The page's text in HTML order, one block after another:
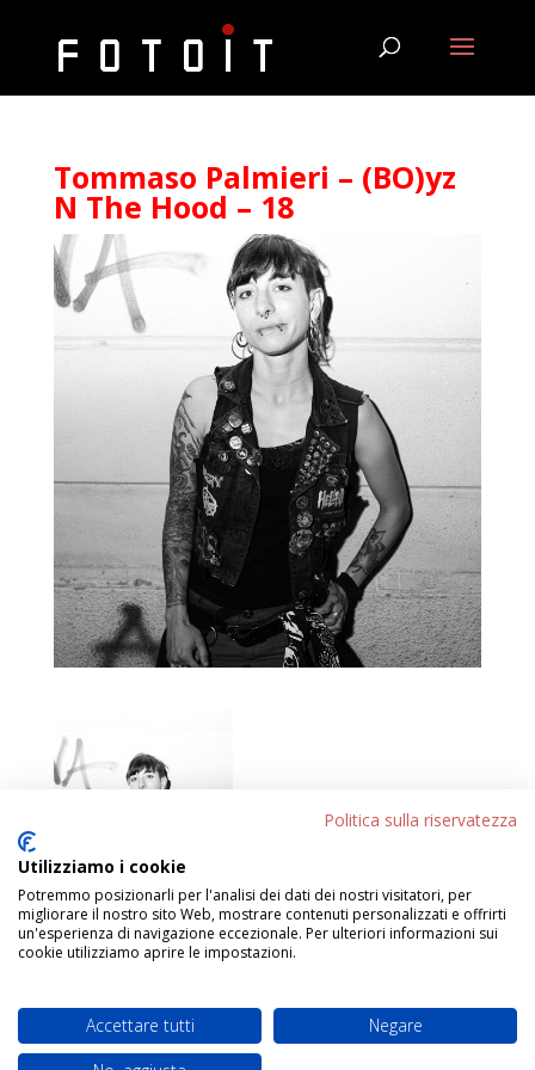
Tommaso Palmieri – (BO)yz
N The Hood – 18
Progettato daElegant Themes
Politica sulla riservatezza
Utilizziamo i cookie
Potremmo posizionarli per l'analisi dei dati dei nostri visitatori, per
migliorare il nostro sito Web, mostrare contenuti personalizzati e offrirti
un'esperienza di navigazione eccezionale. Per ulteriori informazioni sui
cookie utilizziamo aprire le impostazioni.
Accettare tutti
Negare